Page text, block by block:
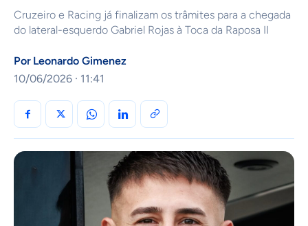
Cruzeiro e Racing já finalizam os trâmites para a chegada
do lateral-esquerdo Gabriel Rojas à Toca da Raposa II
Por Leonardo Gimenez
10/06/2026 · 11:41